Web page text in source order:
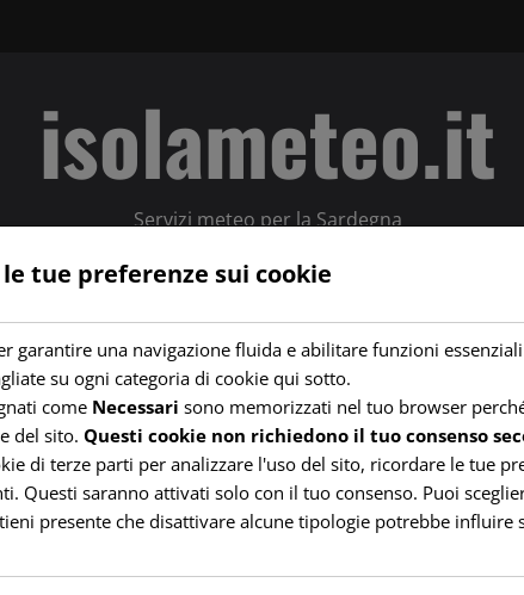
isolameteo.it
Servizi meteo per la Sardegna
STAZ. IGLESIAS / P. SAN MICHELE RADAR PIOGGE
Sardegna
tue preferenze sui cookie
garantire una navigazione fluida e abilitare funzioni
su ogni categoria di cookie qui sotto.
come Necessari sono memorizzati nel tuo browser
del sito. Questi cookie non richiedono il tuo consenso
di terze parti per analizzare l'uso del sito, ricordare le tue
Questi saranno attivati solo con il tuo consenso. Puoi
presente che disattivare alcune tipologie potrebbe influire